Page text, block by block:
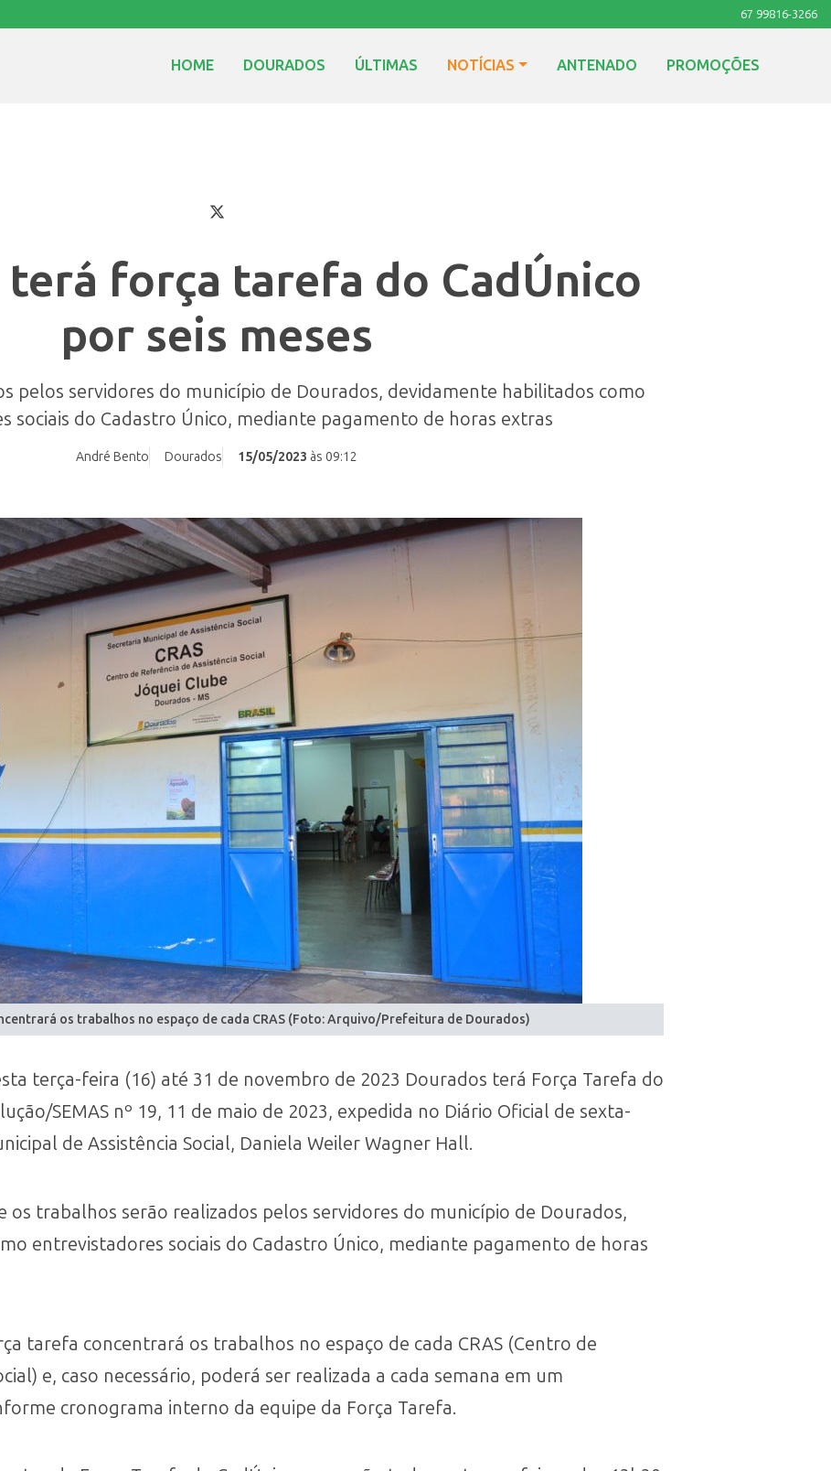
67 99816-3266
HOME DOURADOS ÚLTIMAS NOTÍCIAS ANTENADO PROMOÇÕES
força tarefa do CadÚnico
por seis meses
pelos servidores do município de Dourados, devidamente habilitados como
sociais do Cadastro Único, mediante pagamento de horas extras
André Bento Dourados 15/05/2023 às 09:12
os trabalhos no espaço de cada CRAS (Foto: Arquivo/Prefeitura de Dourados)
terça-feira (16) até 31 de novembro de 2023 Dourados terá Força Tarefa do
SEMAS nº 19, 11 de maio de 2023, expedida no Diário Oficial de sexta-
de Assistência Social, Daniela Weiler Wagner Hall.
os trabalhos serão realizados pelos servidores do município de Dourados,
entrevistadores sociais do Cadastro Único, mediante pagamento de horas
tarefa concentrará os trabalhos no espaço de cada CRAS (Centro de
e, caso necessário, poderá ser realizada a cada semana em um
cronograma interno da equipe da Força Tarefa.